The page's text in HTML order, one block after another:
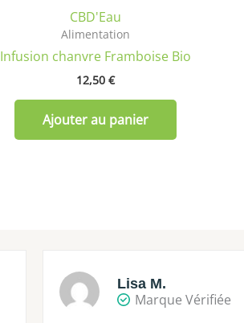
CBD'Eau
Alimentation
Infusion chanvre Framboise Bio
12,50 €
Ajouter au panier
Lisa M.
Marque Vérifiée